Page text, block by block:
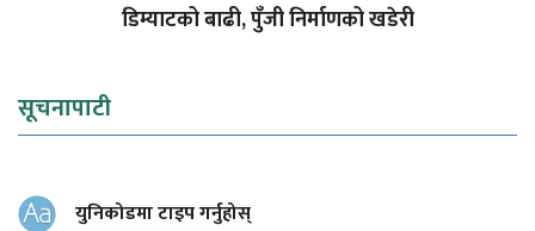
डिम्याटको बाढी, पुँजी निर्माणको खडेरी
सूचनापाटी
युनिकोडमा टाइप गर्नुहोस्